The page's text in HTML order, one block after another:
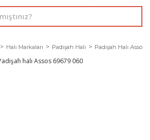
Halı Markaları Padişah Halı Padişah Halı Assos